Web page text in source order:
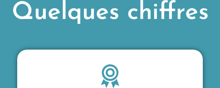
Quelques chiffres